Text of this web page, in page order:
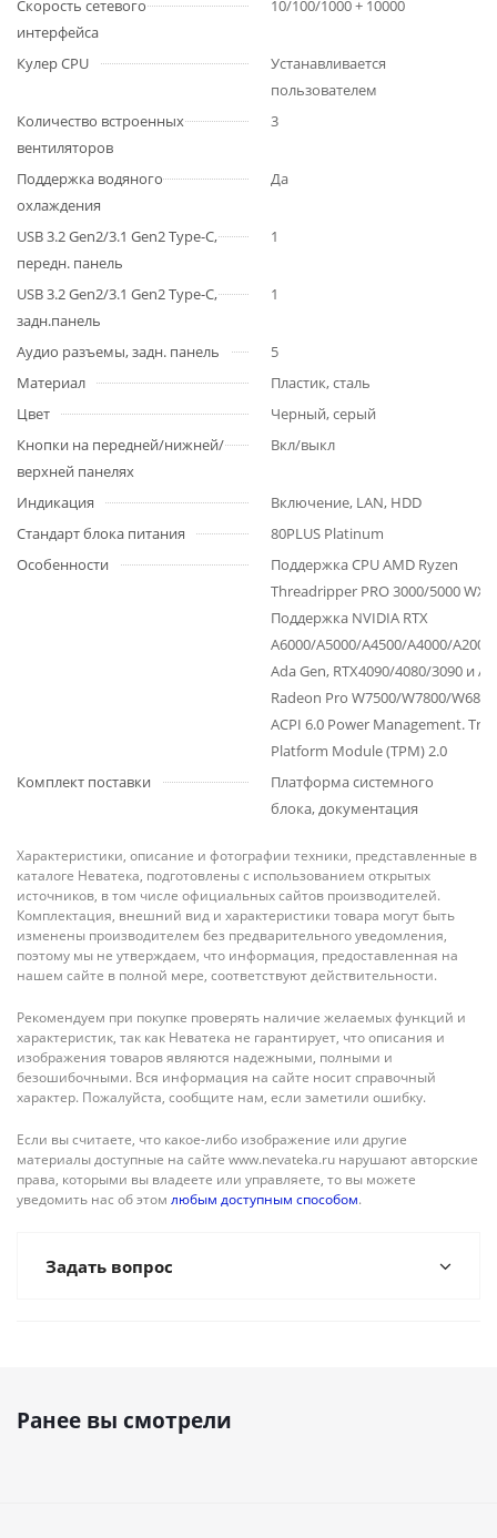
Скорость сетевого
интерфейса
10/100/1000 + 10000
Кулер CPU
Устанавливается
пользователем
Количество встроенных
вентиляторов
3
Поддержка водяного
охлаждения
Да
USB 3.2 Gen2/3.1 Gen2 Type-C,
передн. панель
1
USB 3.2 Gen2/3.1 Gen2 Type-C,
задн.панель
1
Аудио разъемы, задн. панель
5
Материал
Пластик, сталь
Цвет
Черный, серый
Кнопки на передней/нижней/
верхней панелях
Вкл/выкл
Индикация
Включение, LAN, HDD
Стандарт блока питания
80PLUS Platinum
Особенности
Поддержка CPU AMD Ryzen
Threadripper PRO 3000/5000 WX.
Поддержка NVIDIA RTX
A6000/A5000/A4500/A4000/
Ada Gen, RTX4090/4080/3090 и
Radeon Pro W7500/W7800/
ACPI 6.0 Power Management.
Platform Module (TPM) 2.0
Комплект поставки
Платформа системного
блока, документация
Характеристики, описание и фотографии техники, представленные в
каталоге Неватека, подготовлены с использованием открытых
источников, в том числе официальных сайтов производителей.
Комплектация, внешний вид и характеристики товара могут быть
изменены производителем без предварительного уведомления,
поэтому мы не утверждаем, что информация, предоставленная на
нашем сайте в полной мере, соответствуют действительности.
Рекомендуем при покупке проверять наличие желаемых функций и
характеристик, так как Неватека не гарантирует, что описания и
изображения товаров являются надежными, полными и
безошибочными. Вся информация на сайте носит справочный
характер. Пожалуйста, сообщите нам, если заметили ошибку.
Если вы считаете, что какое-либо изображение или другие
материалы доступные на сайте www.nevateka.ru нарушают авторские
права, которыми вы владеете или управляете, то вы можете
уведомить нас об этом любым доступным способом.
Задать вопрос
Ранее вы смотрели